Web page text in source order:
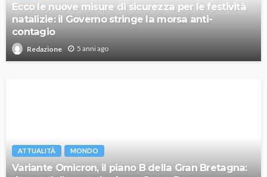
Ecco le nuove misure di sicurezza per le festività
natalizie: il Governo stringe la morsa anti-
contagio
Redazione 5 anni ago
ATTUALITÀ MONDO
Variante Omicron, il piano B della Gran Bretagna: